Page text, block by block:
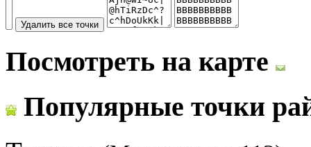
Посмотреть на карте
Популярные точки